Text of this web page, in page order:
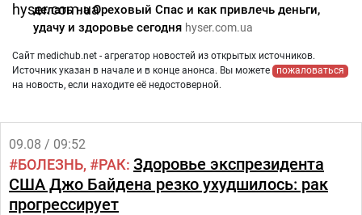
делать на Ореховый Спас и как привлечь деньги,
удачу и здоровье сегодня hyser.com.ua
Сайт medichub.net - агрегатор новостей из открытых источников.
Источник указан в начале и в конце анонса. Вы можете
пожаловаться
на новость, если находите её недостоверной.
09.08 / 09:52
БОЛЕЗНЬ РАК Здоровье экспрезидента
США Джо Байдена резко ухудшилось: рак
прогрессирует